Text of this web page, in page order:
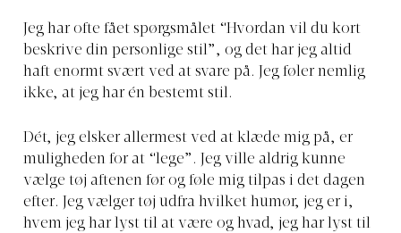
Jeg har ofte fået spørgsmålet “Hvordan vil du kort
beskrive din personlige stil”, og det har jeg altid
haft enormt svært ved at svare på. Jeg føler nemlig
ikke, at jeg har én bestemt stil.
Dét, jeg elsker allermest ved at klæde mig på, er
muligheden for at “lege”. Jeg ville aldrig kunne
vælge tøj aftenen før og føle mig tilpas i det dagen
efter. Jeg vælger tøj udfra hvilket humør, jeg er i,
hvem jeg har lyst til at være og hvad, jeg har lyst til